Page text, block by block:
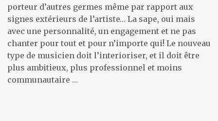
porteur d’autres germes même par rapport aux
signes extérieurs de l’artiste… La sape, oui mais
avec une personnalité, un engagement et ne pas
chanter pour tout et pour n’importe qui! Le nouveau
type de musicien doit l’interioriser, et il doit être
plus ambitieux, plus professionnel et moins
communautaire …